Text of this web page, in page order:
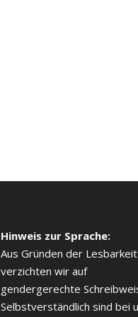
Hinweis zur Sprache:
Aus Gründen der Lesbarkeit
verzichten wir auf
gendergerechte
Selbstverständlich sind bei